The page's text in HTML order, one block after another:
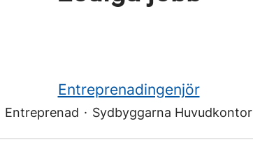
Entreprenadingenjör
Entreprenad · Sydbyggarna Huvudkontor